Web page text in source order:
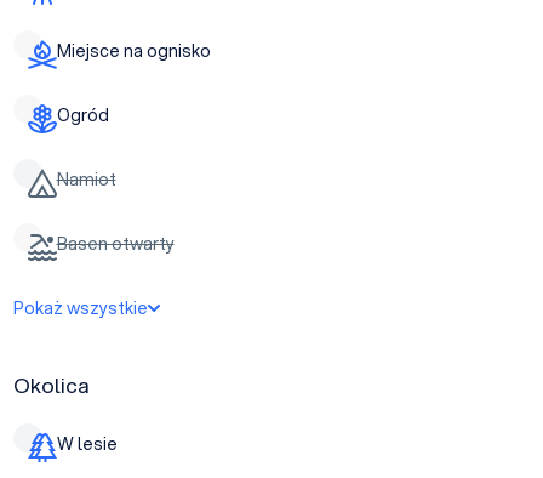
Miejsce na ognisko
Ogród
Namiot
Basen otwarty
Pokaż wszystkie
Okolica
W lesie